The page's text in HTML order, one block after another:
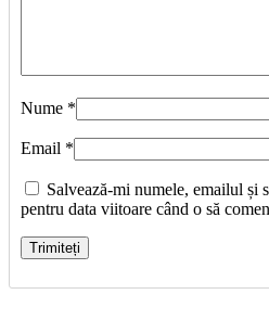
Nume *
Email *
Salvează-mi numele, emailul și
pentru data viitoare când o să